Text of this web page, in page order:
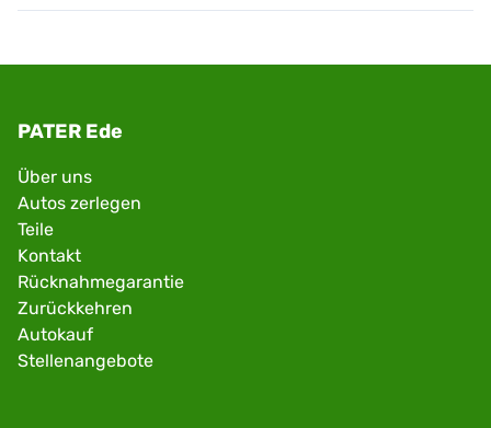
PATER Ede
Über uns
Autos zerlegen
Teile
Kontakt
Rücknahmegarantie
Zurückkehren
Autokauf
Stellenangebote